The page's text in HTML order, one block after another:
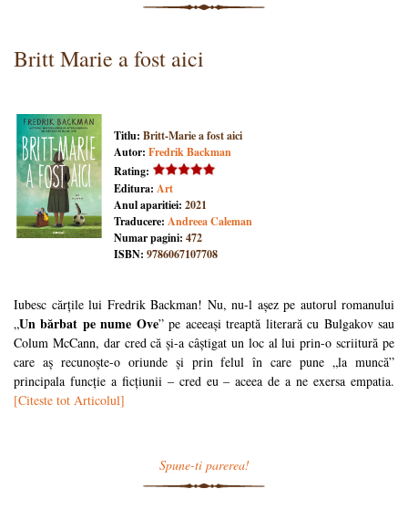
Britt Marie a fost aici
Titlu: Britt-Marie a fost aici
Autor: Fredrik Backman
Rating:
Editura: Art
Anul aparitiei: 2021
Traducere: Andreea Caleman
Numar pagini: 472
ISBN: 9786067107708
Iubesc cărțile lui Fredrik Backman! Nu, nu-l așez pe autorul romanului
„Un bărbat pe nume Ove” pe aceeași treaptă literară cu Bulgakov sau
Colum McCann, dar cred că și-a câștigat un loc al lui prin-o scriitură pe
care aș recunoște-o oriunde și prin felul în care pune „la muncă”
principala funcție a ficțiunii – cred eu – aceea de a ne exersa empatia.
[Citeste tot Articolul]
Spune-ti parerea!